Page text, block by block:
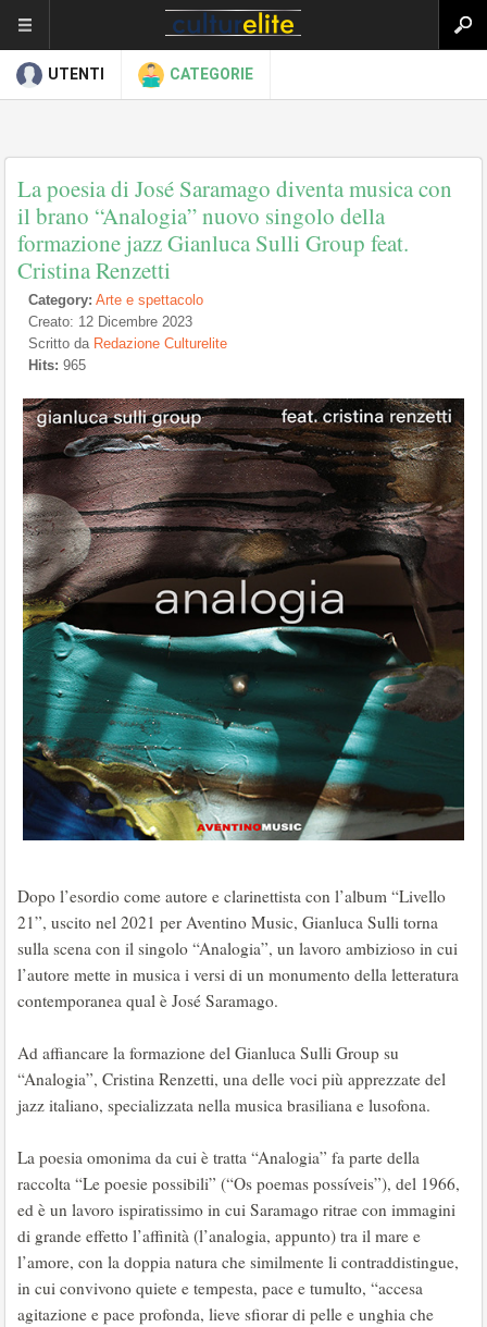
UTENTI CATEGORIE
La poesia di José Saramago diventa musica con
il brano “Analogia” nuovo singolo della
formazione jazz Gianluca Sulli Group feat.
Cristina Renzetti
Category: Arte e spettacolo
Creato: 12 Dicembre 2023
Scritto da Redazione Culturelite
Hits: 965
Dopo l’esordio come autore e clarinettista con l’album “Livello
21”, uscito nel 2021 per Aventino Music, Gianluca Sulli torna
sulla scena con il singolo “Analogia”, un lavoro ambizioso in cui
l’autore mette in musica i versi di un monumento della letteratura
contemporanea qual è José Saramago.
Ad affiancare la formazione del Gianluca Sulli Group su
“Analogia”, Cristina Renzetti, una delle voci più apprezzate del
jazz italiano, specializzata nella musica brasiliana e lusofona.
La poesia omonima da cui è tratta “Analogia” fa parte della
raccolta “Le poesie possibili” (“Os poemas possíveis”), del 1966,
ed è un lavoro ispiratissimo in cui Saramago ritrae con immagini
di grande effetto l’affinità (l’analogia, appunto) tra il mare e
l’amore, con la doppia natura che similmente li contraddistingue,
in cui convivono quiete e tempesta, pace e tumulto, “accesa
agitazione e pace profonda, lieve sfiorar di pelle e unghia che